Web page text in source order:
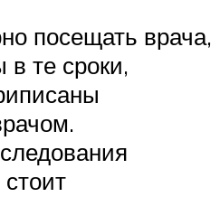
посещать врача,
в те сроки,